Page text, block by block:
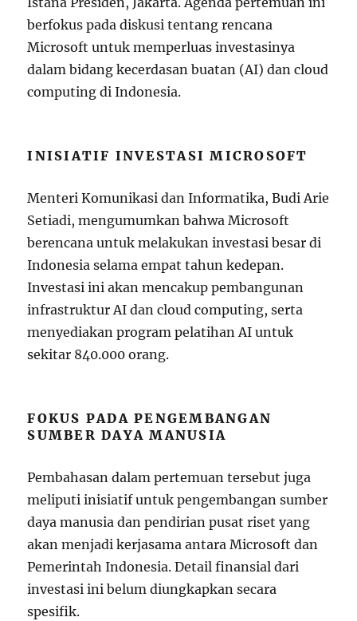
berfokus pada diskusi tentang rencana
Microsoft untuk memperluas investasinya
dalam bidang kecerdasan buatan (AI) dan cloud
computing di Indonesia.
INISIATIF INVESTASI MICROSOFT
Menteri Komunikasi dan Informatika, Budi Arie
Setiadi, mengumumkan bahwa Microsoft
berencana untuk melakukan investasi besar di
Indonesia selama empat tahun kedepan.
Investasi ini akan mencakup pembangunan
infrastruktur AI dan cloud computing, serta
menyediakan program pelatihan AI untuk
sekitar 840.000 orang.
FOKUS PADA PENGEMBANGAN
SUMBER DAYA MANUSIA
Pembahasan dalam pertemuan tersebut juga
meliputi inisiatif untuk pengembangan sumber
daya manusia dan pendirian pusat riset yang
akan menjadi kerjasama antara Microsoft dan
Pemerintah Indonesia. Detail finansial dari
investasi ini belum diungkapkan secara
spesifik.